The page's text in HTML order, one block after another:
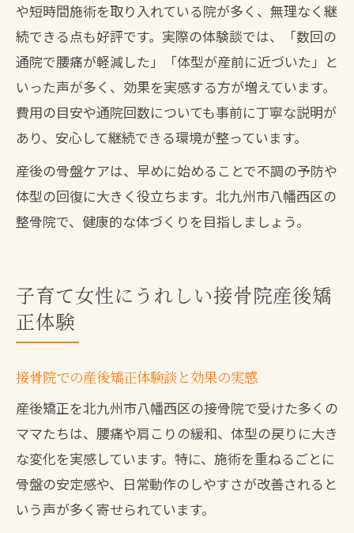
や短時間施術を取り入れている院が多く、無理なく継
続できる点も好評です。実際の体験談では、「数回の
通院で腰痛が軽減した」「体型が産前に近づいた」と
いった声が多く、効果を実感する方が増えています。
費用の目安や通院回数についても事前に丁寧な説明が
あり、安心して継続できる環境が整っています。
産後の骨盤ケアは、早めに始めることで不調の予防や
体型の回復に大きく役立ちます。北九州市八幡西区の
整骨院で、健康的な体づくりを目指しましょう。
子育て女性にうれしい接骨院産後矯
正体験
接骨院での産後矯正体験談と効果の実感
産後矯正を北九州市八幡西区の接骨院で受けた多くの
ママたちは、腰痛や肩こりの緩和、体型の戻りに大き
な変化を実感しています。特に、施術を重ねるごとに
骨盤の安定感や、日常動作のしやすさが改善されると
いう声が多く寄せられています。